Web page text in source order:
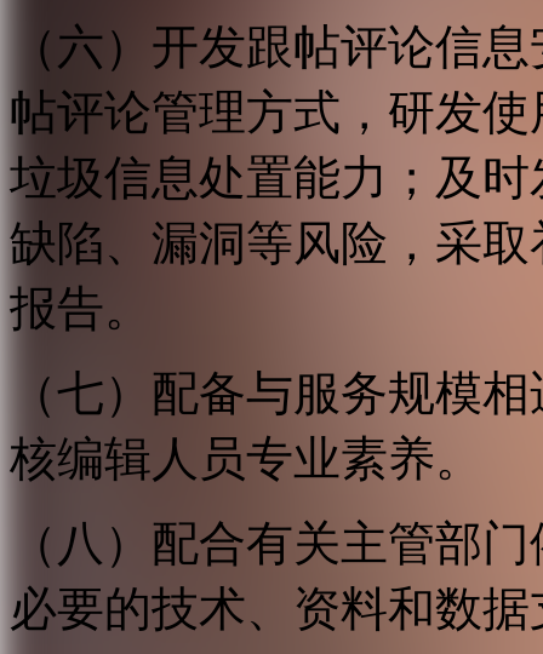
（六）开发跟帖评论信
帖评论管理方式，研发
垃圾信息处置能力；及
缺陷、漏洞等风险，采
报告。
（七）配备与服务规模
核编辑人员专业素养。
（八）配合有关主管部
必要的技术、资料和数